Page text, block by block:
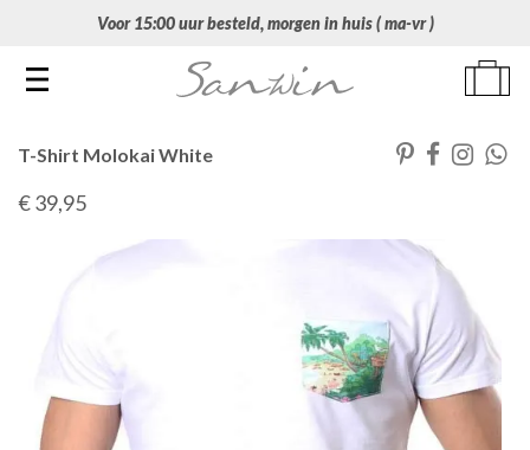
Voor 15:00 uur besteld, morgen in huis ( ma-vr )
Toggle navigation
T-Shirt Molokai White
€ 39,95